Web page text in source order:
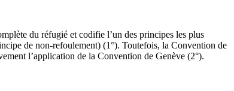
du réfugié et codifie l’un des principes les plus
de non-refoulement) (1°). Toutefois, la Convention de
l’application de la Convention de Genève (2°).